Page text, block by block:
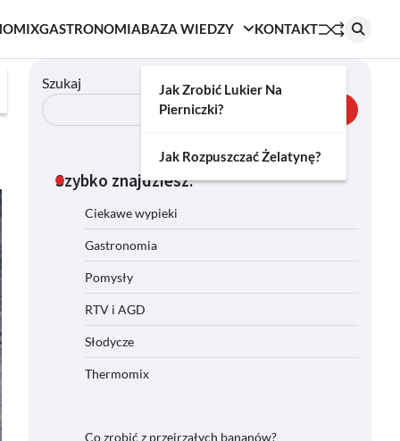
GASTRONOMIABAZA WIEDZY
Jak Zrobić Lukier Na
Pierniczki?
Jak Rozpuszczać Żelatynę?
KONTAKT
Szukaj
Szybko znajdziesz:
Ciekawe wypieki
Gastronomia
Pomysły
RTV i AGD
Słodycze
Thermomix
Co zrobić z przejrzałych bananów?